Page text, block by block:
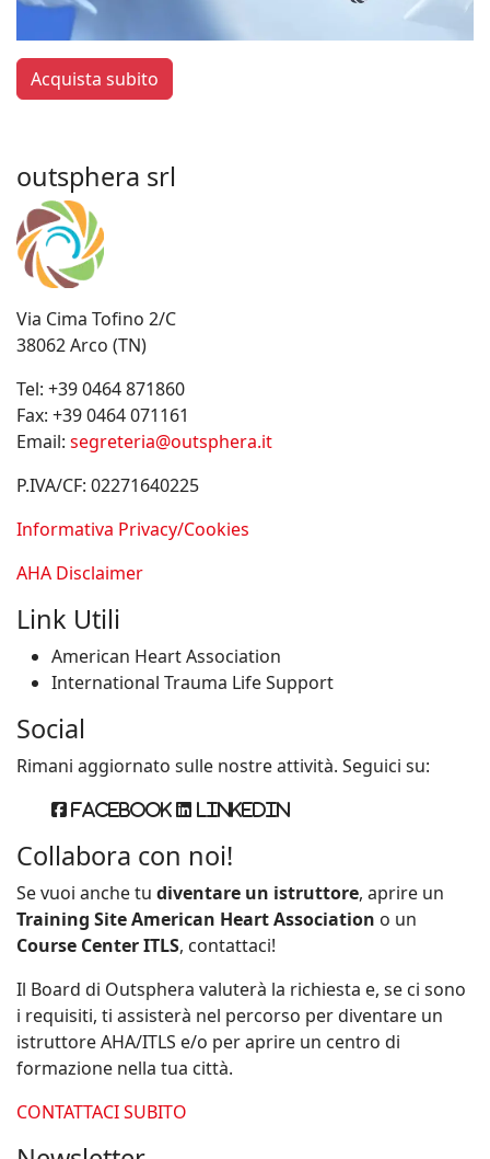
Acquista subito
outsphera srl
Via Cima Tofino 2/C
38062 Arco (TN)
Tel: +39 0464 871860
Fax: +39 0464 071161
Email: segreteria@outsphera.it
P.IVA/CF: 02271640225
Informativa Privacy/Cookies
AHA Disclaimer
Link Utili
American Heart Association
International Trauma Life Support
Social
Rimani aggiornato sulle nostre attività. Seguici su:
Facebook Linkedin
Collabora con noi!
Se vuoi anche tu diventare un istruttore, aprire un
Training Site American Heart Association o un
Course Center ITLS, contattaci!
Il Board di Outsphera valuterà la richiesta e, se ci sono
i requisiti, ti assisterà nel percorso per diventare un
istruttore AHA/ITLS e/o per aprire un centro di
formazione nella tua città.
CONTATTACI SUBITO